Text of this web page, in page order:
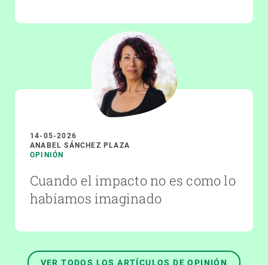
14-05-2026
ANABEL SÁNCHEZ PLAZA
OPINIÓN
Cuando el impacto no es como lo
habíamos imaginado
VER TODOS LOS ARTÍCULOS DE OPINIÓN